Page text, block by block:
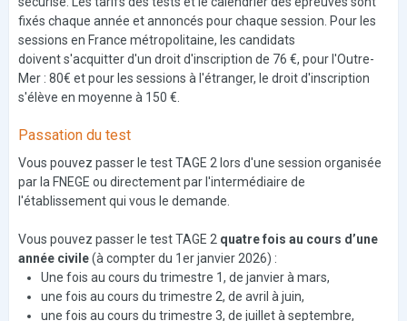
fixés chaque année et annoncés pour chaque session. Pour les
sessions en France métropolitaine, les candidats
doivent s'acquitter d'un droit d'inscription de 76 €, pour l'Outre-
Mer : 80€ et pour les sessions à l'étranger, le droit d'inscription
s'élève en moyenne à 150 €.
Passation du test
Vous pouvez passer le test TAGE 2 lors d'une session organisée
par la FNEGE ou directement par l'intermédiaire de
l'établissement qui vous le demande.
Vous pouvez passer le test TAGE 2 quatre fois au cours d’une
année civile(à compter du 1er janvier 2026) :
Une fois au cours du trimestre 1, de janvier à mars,
une fois au cours du trimestre 2, de avril à juin,
une fois au cours du trimestre 3, de juillet à septembre,